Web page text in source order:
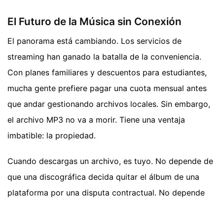
El Futuro de la Música sin Conexión
El panorama está cambiando. Los servicios de
streaming han ganado la batalla de la conveniencia.
Con planes familiares y descuentos para estudiantes,
mucha gente prefiere pagar una cuota mensual antes
que andar gestionando archivos locales. Sin embargo,
el archivo MP3 no va a morir. Tiene una ventaja
imbatible: la propiedad.
Cuando descargas un archivo, es tuyo. No depende de
que una discográfica decida quitar el álbum de una
plataforma por una disputa contractual. No depende